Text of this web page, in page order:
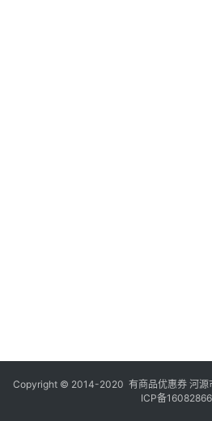
Copyright © 2014-2020 有商品优惠券 河源
ICP备